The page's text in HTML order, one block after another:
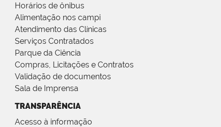
Horários de ônibus
Alimentação nos campi
Atendimento das Clínicas
Serviços Contratados
Parque da Ciência
Compras, Licitações e Contratos
Validação de documentos
Sala de Imprensa
TRANSPARÊNCIA
Acesso à informação